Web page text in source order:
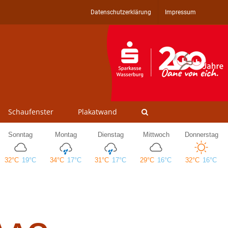
Datenschutzerklärung Impressum
Schaufenster Plakatwand